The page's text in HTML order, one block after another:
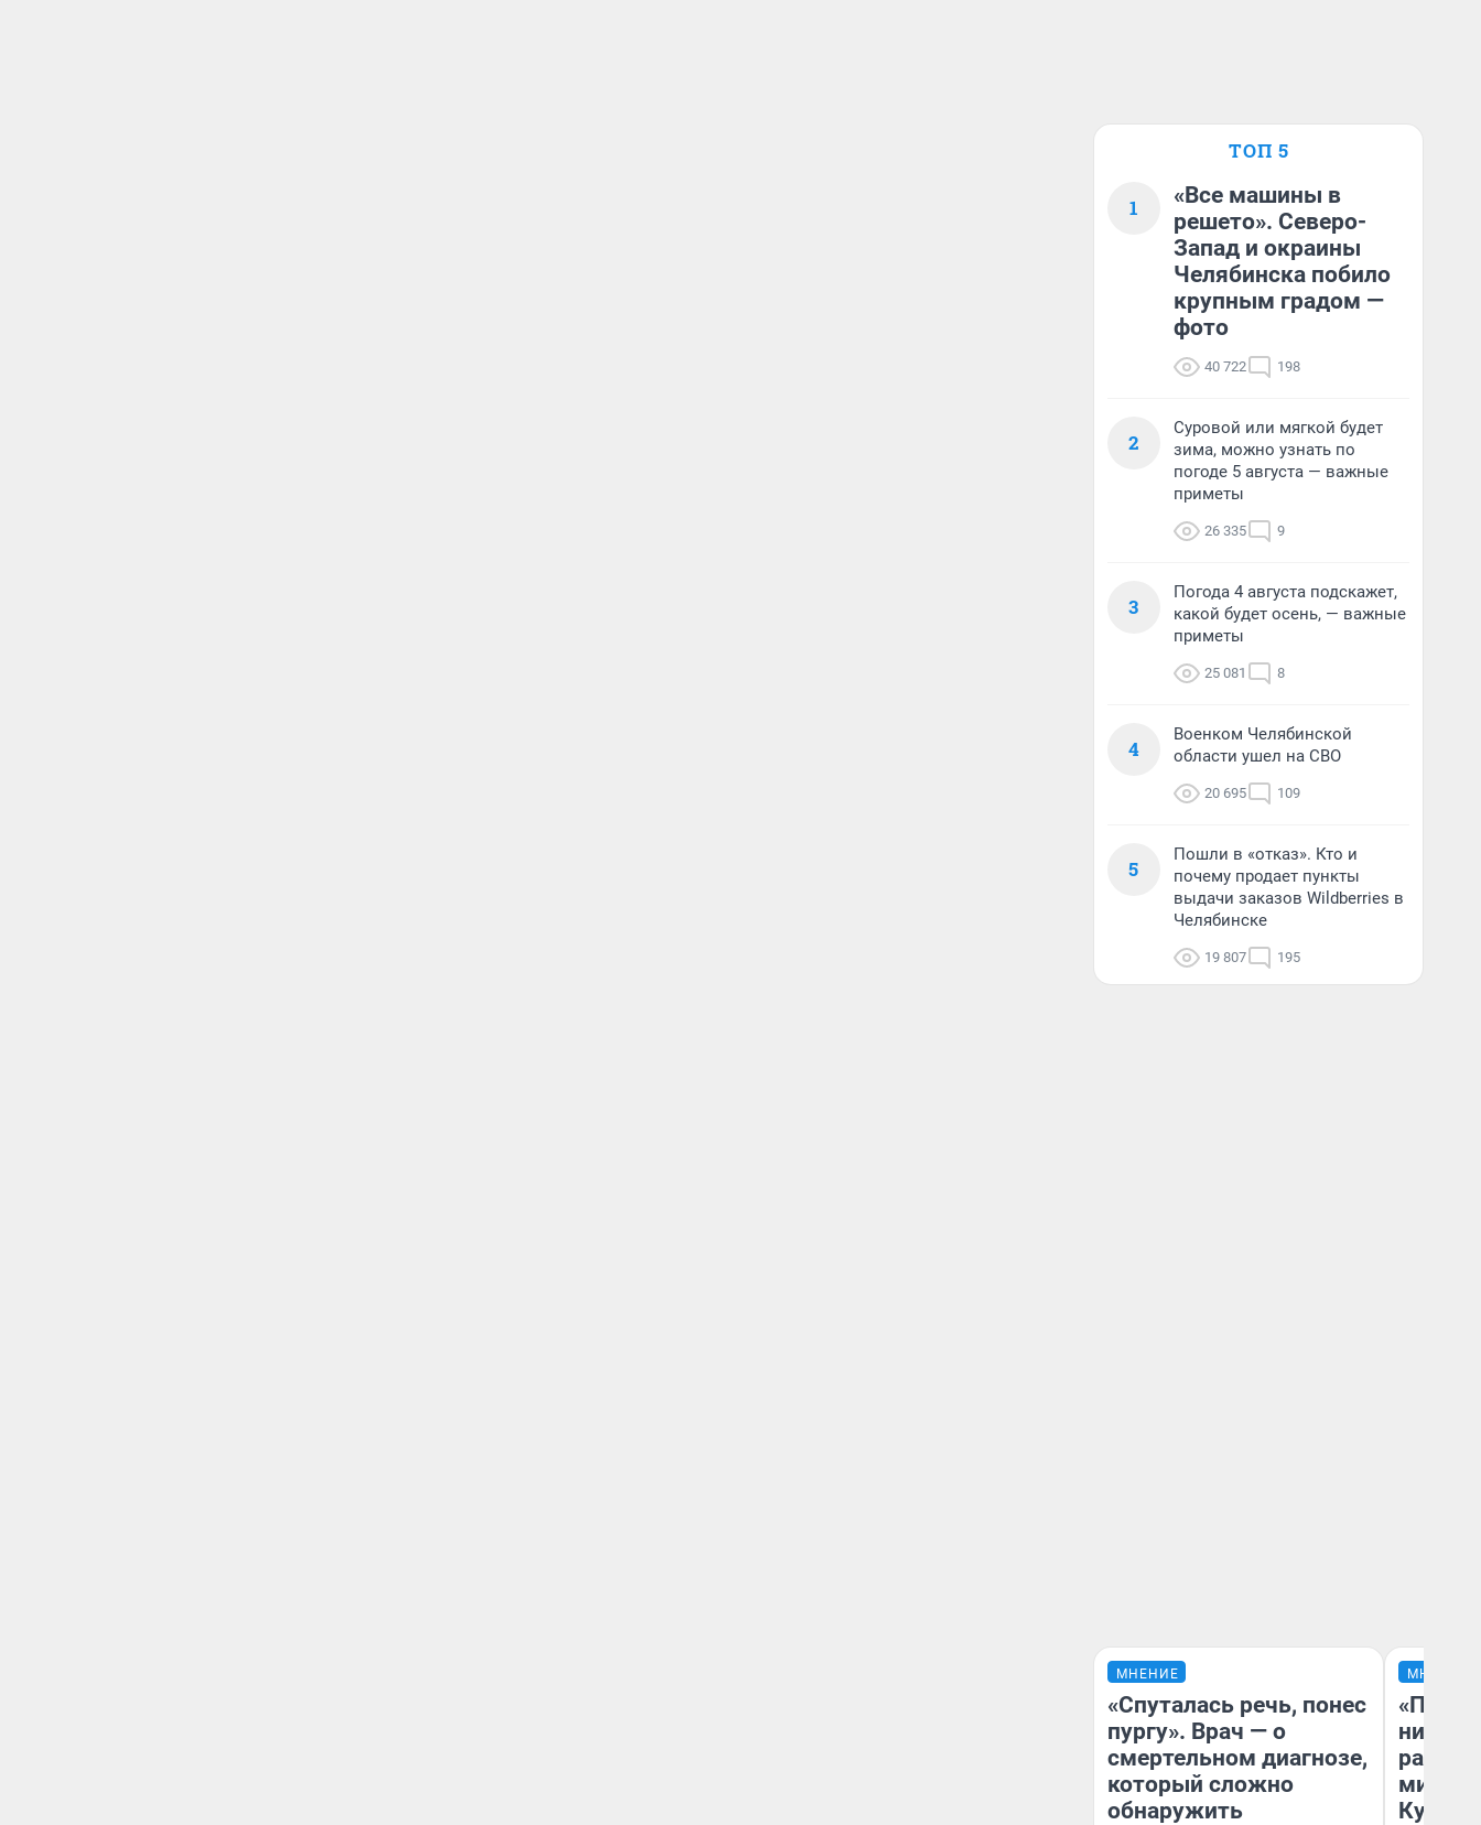
ТОП 5
1
«Все машины в
решето». Северо-
Запад и окраины
Челябинска побило
крупным градом —
фото
40 722 198
2
Суровой или мягкой будет
зима, можно узнать по
погоде 5 августа — важные
приметы
26 335 9
3
Погода 4 августа подскажет,
какой будет осень, — важные
приметы
25 081 8
4
Военком Челябинской
области ушел на СВО
20 695 109
5
Пошли в «отказ». Кто и
почему продает пункты
выдачи заказов Wildberries в
Челябинске
19 807 195
МНЕНИЕ
«Спуталась речь, понес
пургу». Врач — о
смертельном диагнозе,
который сложно
обнаружить
МНЕНИЕ
Кузи в